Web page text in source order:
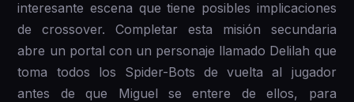
interesante escena que tiene posibles implicaciones
de crossover. Completar esta misión secundaria
abre un portal con un personaje llamado Delilah que
toma todos los Spider-Bots de vuelta al jugador
antes de que Miguel se entere de ellos, para